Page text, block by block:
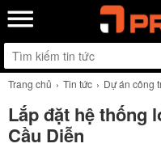
Trang chủ Tin tức Dự án công
Lắp đặt hệ thống
Cầu Diễn